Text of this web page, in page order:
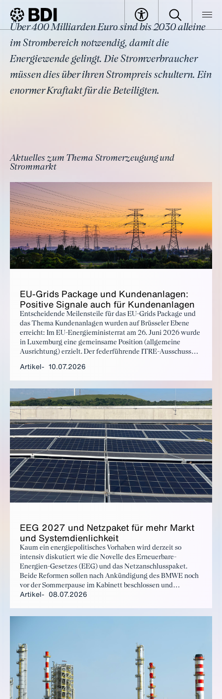
BDI Themen
Thema
Strom
Über 400 Milliarden Euro sind bis 2030 alleine
im Strombereich notwendig, damit die
Energiewende gelingt. Die Stromverbraucher
müssen dies über ihren Strompreis schultern. Ein
enormer Kraftakt für die Beteiligten.
Aktuelles zum Thema Stromerzeugung und
Strommarkt
EU-Grids Packa­ge und Kun­den­an­la­gen:
Po­si­ti­ve Si­gna­le auch für Kun­den­an­la­gen
Entscheidende Meilensteile für das EU-Grids Package und
das Thema Kundenanlagen wurden auf Brüsseler Ebene
erreicht: Im EU-Energieministerrat am 26. Juni 2026 wurde
in Luxemburg eine gemeinsame Position (allgemeine
Ausrichtung) erzielt. Der federführende ITRE-Ausschuss
2026 Compromise Amendments angenommen, darunter
wortgleich das von Frau Wechsler MdEP eingereichte
Amendment zum Thema Kundenanlagen. Nun ist der Weg
frei für Trilog Verhandlungen.****
Artikel 10.07.2026
EEG 2027 und Netz­pa­ket für mehr Markt
und Sys­tem­dienlich­keit
Kaum ein energiepolitisches Vorhaben wird derzeit so
intensiv diskutiert wie die Novelle des Erneuerbare-
Energien-Gesetzes (EEG) und das Netzanschlusspaket.
Beide Reformen sollen nach Ankündigung des BMWE noch
vor der Sommerpause im Kabinett beschlossen und
anschließend in das parlamentarische Verfahren eingebracht
Artikel 08.07.2026